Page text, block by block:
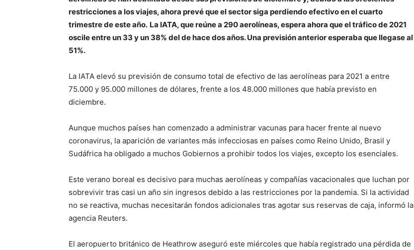
restricciones a los viajes, ahora prevé que el sector siga perdiendo efectivo en el cuarto
trimestre de este año. La IATA, que reúne a 290 aerolíneas, espera ahora que el tráfico de 2021
oscile entre un 33 y un 38% del de hace dos años. Una previsión anterior esperaba que llegase al
51%.
La IATA elevó su previsión de consumo total de efectivo de las aerolíneas para 2021 a entre
75.000 y 95.000 millones de dólares, frente a los 48.000 millones que había previsto en
diciembre.
Aunque muchos países han comenzado a administrar vacunas para hacer frente al nuevo
coronavirus, la aparición de variantes más infecciosas en países como Reino Unido, Brasil y
Sudáfrica ha obligado a muchos Gobiernos a prohibir todos los viajes, excepto los esenciales.
Este verano boreal es decisivo para muchas aerolíneas y compañías vacacionales que luchan por
sobrevivir tras casi un año sin ingresos debido a las restricciones por la pandemia. Si la actividad
no se reactiva, muchas necesitarán fondos adicionales tras agotar sus reservas de caja, informó la
agencia Reuters.
El aeropuerto británico de Heathrow aseguró este miércoles que había registrado una pérdida de